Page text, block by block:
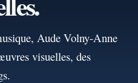
Aude Volny-Anne
visuelles, des